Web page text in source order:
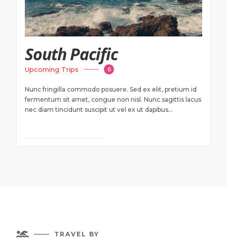
South Pacific
Upcoming Trips 6
Nunc fringilla commodo posuere. Sed ex elit, pretium id
fermentum sit amet, congue non nisl. Nunc sagittis lacus
nec diam tincidunt suscipit ut vel ex ut dapibus...
 TRAVEL BY